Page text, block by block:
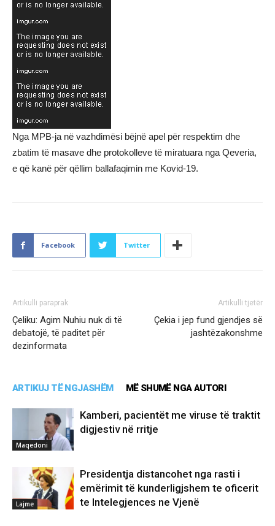
Nga MPB-ja në vazhdimësi bëjnë apel për respektim dhe
zbatim të masave dhe protokolleve të miratuara nga Qeveria,
e që kanë për qëllim ballafaqimin me Kovid-19.
Facebook Twitter
Artikulli paraprak
Çeliku: Agim Nuhiu nuk di të
debatojë, të paditet për
dezinformata
Artikulli tjetër
Çekia i jep fund gjendjes së
jashtëzakonshme
ARTIKUJ TË NGJASHËM MË SHUMË NGA AUTORI
Maqedoni
Kamberi, pacientët me viruse të traktit
digjestiv në rritje
Lajme
Presidentja distancohet nga rasti i
emërimit të kunderligjshem te oficerit
te Intelegjences ne Vjenë